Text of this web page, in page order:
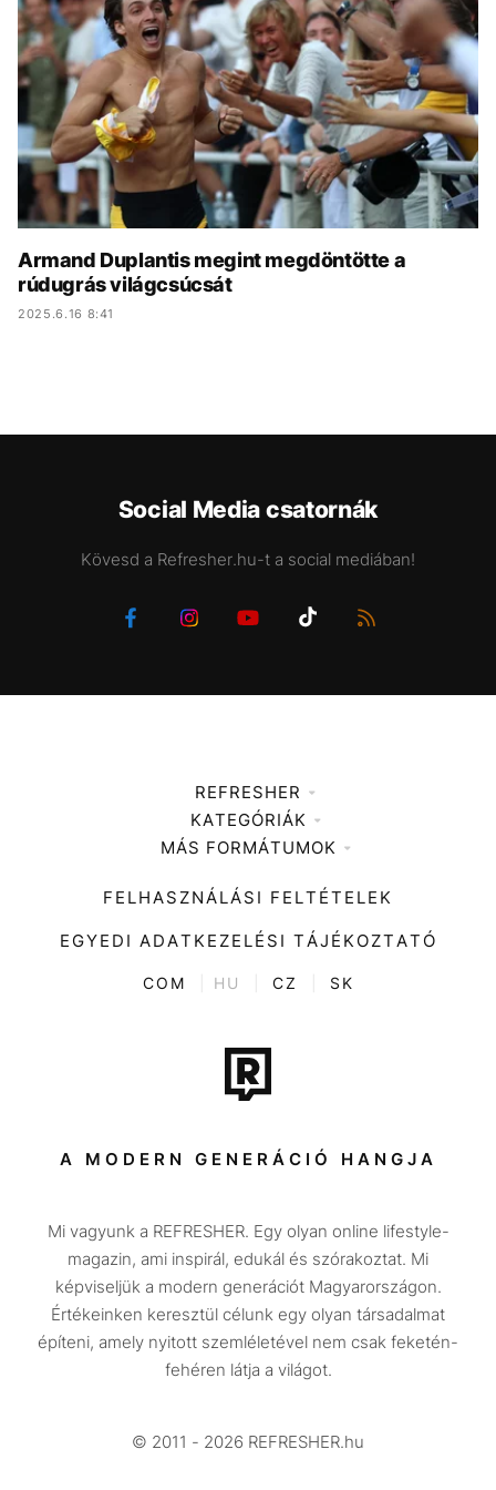
KÖZÉLET UTAZÁS
ÉLETMÓD DESIGN
BESZÉLGETÉSEK ARCOK
VIDEÓ TÖRTÉNETEK
GASZTRO
Armand Duplantis megint megdöntötte a
rúdugrás világcsúcsát
2025.6.16 8:41
Social Media csatornák
Kövesd a Refresher.hu-t a social mediában!
REFRESHER
Médiaajánlat
KATEGÓRIÁK
Zene
Divat
Kultúra
ENTR
Tech-Tudomány
Sport
Társadalom
Utazás
Életmód
Design
Beszélgetések
Videó
MÁS FORMÁTUMOK
FELHASZNÁLÁSI FELTÉTELEK
EGYEDI ADATKEZELÉSI TÁJÉKOZTATÓ
COM HU CZ SK
A MODERN GENERÁCIÓ HANGJA
Mi vagyunk a REFRESHER. Egy olyan online lifestyle-
magazin, ami inspirál, edukál és szórakoztat. Mi
képviseljük a modern generációt Magyarországon.
Értékeinken keresztül célunk egy olyan társadalmat
építeni, amely nyitott szemléletével nem csak feketén-
fehéren látja a világot.
© 2011 - 2026 REFRESHER.hu